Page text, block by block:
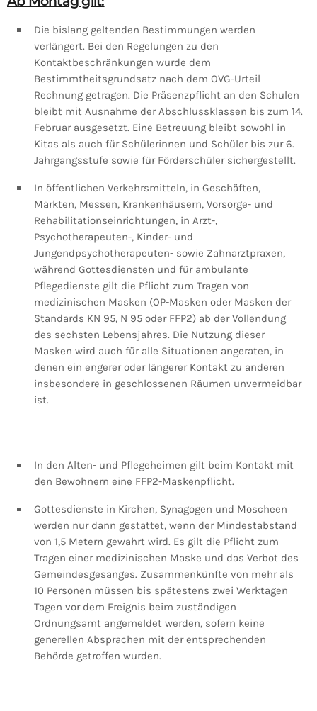
Die bislang geltenden Bestimmungen werden
verlängert. Bei den Regelungen zu den
Kontaktbeschränkungen wurde dem
Bestimmtheitsgrundsatz nach dem OVG-Urteil
Rechnung getragen. Die Präsenzpflicht an den Schulen
bleibt mit Ausnahme der Abschlussklassen bis zum 14.
Februar ausgesetzt. Eine Betreuung bleibt sowohl in
Kitas als auch für Schülerinnen und Schüler bis zur 6.
Jahrgangsstufe sowie für Förderschüler sichergestellt.
In öffentlichen Verkehrsmitteln, in Geschäften,
Märkten, Messen, Krankenhäusern, Vorsorge- und
Rehabilitationseinrichtungen, in Arzt-,
Psychotherapeuten-, Kinder- und
Jungendpsychotherapeuten- sowie Zahnarztpraxen,
während Gottesdiensten und für ambulante
Pflegedienste gilt die Pflicht zum Tragen von
medizinischen Masken (OP-Masken oder Masken der
Standards KN 95, N 95 oder FFP2) ab der Vollendung
des sechsten Lebensjahres. Die Nutzung dieser
Masken wird auch für alle Situationen angeraten, in
denen ein engerer oder längerer Kontakt zu anderen
insbesondere in geschlossenen Räumen unvermeidbar
ist.
In den Alten- und Pflegeheimen gilt beim Kontakt mit
den Bewohnern eine FFP2-Maskenpflicht.
Gottesdienste in Kirchen, Synagogen und Moscheen
werden nur dann gestattet, wenn der Mindestabstand
von 1,5 Metern gewahrt wird. Es gilt die Pflicht zum
Tragen einer medizinischen Maske und das Verbot des
Gemeindesgesanges. Zusammenkünfte von mehr als
10 Personen müssen bis spätestens zwei Werktagen
Tagen vor dem Ereignis beim zuständigen
Ordnungsamt angemeldet werden, sofern keine
generellen Absprachen mit der entsprechenden
Behörde getroffen wurden.